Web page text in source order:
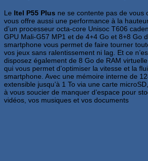
Le Itel P55 Plus ne se contente pas de vous
vous offre aussi une performance à la
d’un processeur octa-core Unisoc T606
GPU Mali-G57 MP1 et de 4+4 Go et 8+8 Go
smartphone vous permet de faire tourner
vos jeux sans ralentissement ni lag. Et ce
disposez également de 8 Go de RAM
qui vous permet d’optimiser la vitesse et la
smartphone. Avec une mémoire interne de
extensible jusqu’à 1 To via une carte
à vous soucier de manquer d’espace pour
vidéos, vos musiques et vos documents